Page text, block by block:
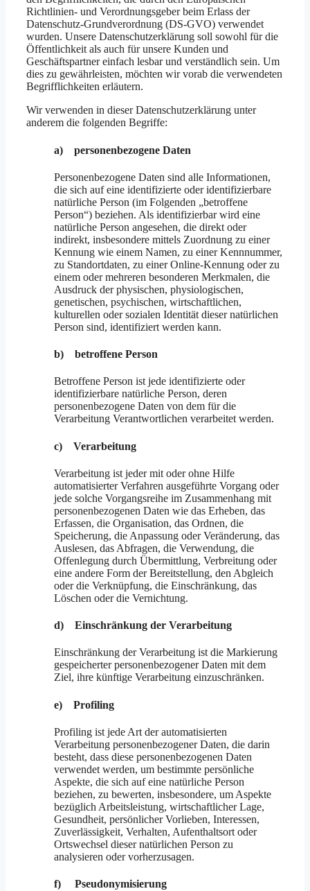
Richtlinien- und Verordnungsgeber beim Erlass der
Datenschutz-Grundverordnung (DS-GVO) verwendet
wurden. Unsere Datenschutzerklärung soll sowohl für die
Öffentlichkeit als auch für unsere Kunden und
Geschäftspartner einfach lesbar und verständlich sein. Um
dies zu gewährleisten, möchten wir vorab die verwendeten
Begrifflichkeiten erläutern.
Wir verwenden in dieser Datenschutzerklärung unter
anderem die folgenden Begriffe:
a) personenbezogene Daten
Personenbezogene Daten sind alle Informationen,
die sich auf eine identifizierte oder identifizierbare
natürliche Person (im Folgenden „betroffene
Person“) beziehen. Als identifizierbar wird eine
natürliche Person angesehen, die direkt oder
indirekt, insbesondere mittels Zuordnung zu einer
Kennung wie einem Namen, zu einer Kennnummer,
zu Standortdaten, zu einer Online-Kennung oder zu
einem oder mehreren besonderen Merkmalen, die
Ausdruck der physischen, physiologischen,
genetischen, psychischen, wirtschaftlichen,
kulturellen oder sozialen Identität dieser natürlichen
Person sind, identifiziert werden kann.
b) betroffene Person
Betroffene Person ist jede identifizierte oder
identifizierbare natürliche Person, deren
personenbezogene Daten von dem für die
Verarbeitung Verantwortlichen verarbeitet werden.
c) Verarbeitung
Verarbeitung ist jeder mit oder ohne Hilfe
automatisierter Verfahren ausgeführte Vorgang oder
jede solche Vorgangsreihe im Zusammenhang mit
personenbezogenen Daten wie das Erheben, das
Erfassen, die Organisation, das Ordnen, die
Speicherung, die Anpassung oder Veränderung, das
Auslesen, das Abfragen, die Verwendung, die
Offenlegung durch Übermittlung, Verbreitung oder
eine andere Form der Bereitstellung, den Abgleich
oder die Verknüpfung, die Einschränkung, das
Löschen oder die Vernichtung.
d) Einschränkung der Verarbeitung
Einschränkung der Verarbeitung ist die Markierung
gespeicherter personenbezogener Daten mit dem
Ziel, ihre künftige Verarbeitung einzuschränken.
e) Profiling
Profiling ist jede Art der automatisierten
Verarbeitung personenbezogener Daten, die darin
besteht, dass diese personenbezogenen Daten
verwendet werden, um bestimmte persönliche
Aspekte, die sich auf eine natürliche Person
beziehen, zu bewerten, insbesondere, um Aspekte
bezüglich Arbeitsleistung, wirtschaftlicher Lage,
Gesundheit, persönlicher Vorlieben, Interessen,
Zuverlässigkeit, Verhalten, Aufenthaltsort oder
Ortswechsel dieser natürlichen Person zu
analysieren oder vorherzusagen.
f) Pseudonymisierung